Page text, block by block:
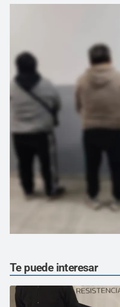
Te puede interesar